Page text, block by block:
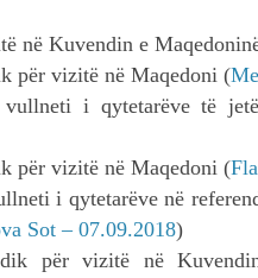
në Kuvendin e
për vizitë në Maqedoni (
i qytetarëve të
për vizitë në Maqedoni (
i qytetarëve në
Sot – 07.09.2018)
për vizitë në